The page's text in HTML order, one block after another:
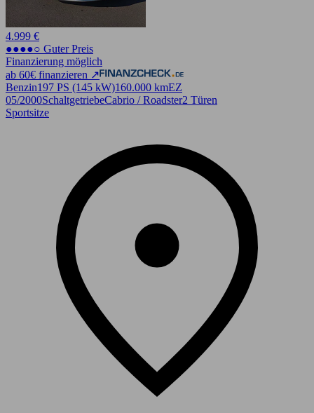
4.999 €
●●●●○ Guter Preis
Finanzierung möglich
ab 60€ finanzieren ↗
Benzin197 PS (145 kW)160.000 kmEZ
05/2000SchaltgetriebeCabrio / Roadster2 Türen
Sportsitze